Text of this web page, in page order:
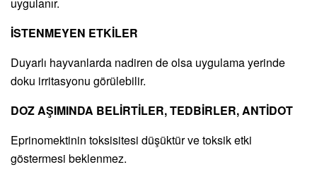
İSTENMEYEN ETKİLER
Duyarlı hayvanlarda nadiren de olsa uygulama yerinde
doku irritasyonu görülebilir.
DOZ AŞIMINDA BELİRTİLER, TEDBİRLER, ANTİDOT
Eprinomektinin toksisitesi düşüktür ve toksik etki
göstermesi beklenmez.